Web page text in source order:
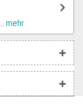
mehr